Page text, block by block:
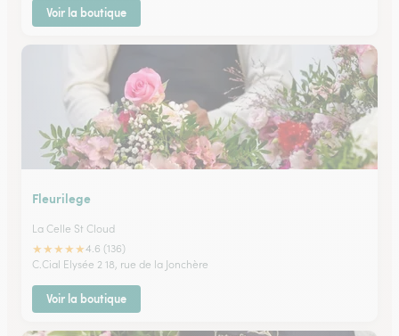
Voir la boutique
Fleurilege
La Celle St Cloud
★★★★★4.6 (136)
C.Cial Elysée 2 18, rue de la Jonchère
Voir la boutique